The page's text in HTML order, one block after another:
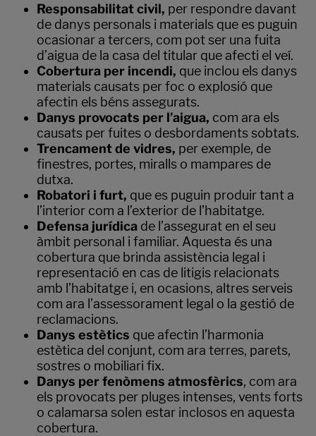
Responsabilitat civil, per respondre davant
de danys personals i materials que es puguin
ocasionar a tercers, com pot ser una fuita
d’aigua de la casa del titular que afecti el veí.
Cobertura per incendi, que inclou els danys
materials causats per foc o explosió que
afectin els béns assegurats.
Danys provocats per l’aigua, com ara els
causats per fuites o desbordaments sobtats.
Trencament de vidres, per exemple, de
finestres, portes, miralls o mampares de
dutxa.
Robatori i furt, que es puguin produir tant a
l’interior com a l’exterior de l’habitatge.
Defensa jurídica de l’assegurat en el seu
àmbit personal i familiar. Aquesta és una
cobertura que brinda assistència legal i
representació en cas de litigis relacionats
amb l’habitatge i, en ocasions, altres serveis
com ara l’assessorament legal o la gestió de
reclamacions.
Danys estètics que afectin l’harmonia
estètica del conjunt, com ara terres, parets,
sostres o mobiliari fix.
Danys per fenòmens atmosfèrics, com ara
els provocats per pluges intenses, vents forts
o calamarsa solen estar inclosos en aquesta
cobertura.